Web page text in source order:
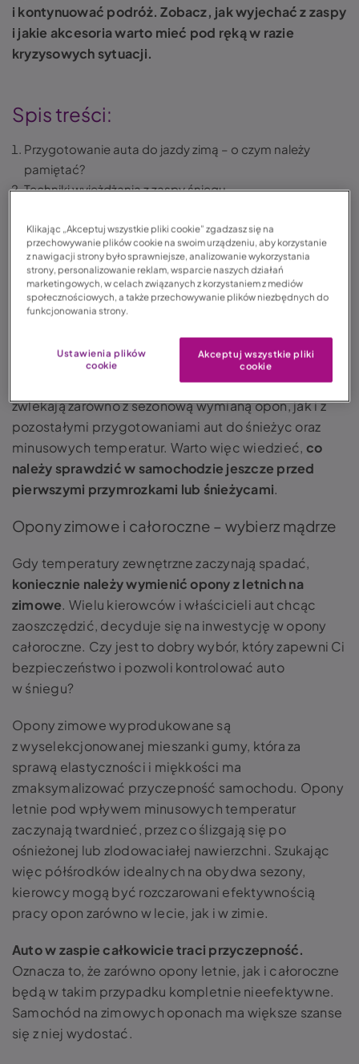
i kontynuować podróż. Zobacz, jak wyjechać z zaspy
i jakie akcesoria warto mieć pod ręką w razie
kryzysowych sytuacji.
Spis treści:
Przygotowanie auta do jazdy zimą – o czym należy
pamiętać?
Techniki wyjeżdżania z zaspy śniegu
Jak wyjechać z zaspy? Podsumowanie
FAQ — często zadawane pytania
Przygotowanie auta do jazdy zimą
– o czym należy pamiętać?
Zima często zaskakuje kierowców, którzy często
zwlekają zarówno z sezonową wymianą opon, jak i z
pozostałymi przygotowaniami aut do śnieżyc oraz
minusowych temperatur. Warto więc wiedzieć, co
należy sprawdzić w samochodzie jeszcze przed
pierwszymi przymrozkami lub śnieżycami.
Opony zimowe i całoroczne – wybierz mądrze
Gdy temperatury zewnętrzne zaczynają spadać,
koniecznie należy wymienić opony z letnich na
zimowe. Wielu kierowców i właścicieli aut chcąc
zaoszczędzić, decyduje się na inwestycję w opony
całoroczne. Czy jest to dobry wybór, który zapewni Ci
bezpieczeństwo i pozwoli kontrolować auto
w śniegu?
Opony zimowe wyprodukowane są
z wyselekcjonowanej mieszanki gumy, która za
sprawą elastyczności i miękkości ma
zmaksymalizować przyczepność samochodu. Opony
letnie pod wpływem minusowych temperatur
zaczynają twardnieć, przez co ślizgają się po
ośnieżonej lub zlodowaciałej nawierzchni. Szukając
więc półśrodków idealnych na obydwa sezony,
kierowcy mogą być rozczarowani efektywnością
pracy opon zarówno w lecie, jak i w zimie.
Auto w zaspiecałkowicie traci przyczepność.
Oznacza to, że zarówno opony letnie, jak i całoroczne
będą w takim przypadku kompletnie nieefektywne.
Samochód na zimowych oponach ma większe szanse
się z niej wydostać.
Klikając „Akceptuj wszystkie pliki cookie” zgadzasz się na
przechowywanie plików cookie na swoim urządzeniu, aby korzystanie
z nawigacji strony było sprawniejsze, analizowanie wykorzystania
strony, personalizowanie reklam, wsparcie naszych działań
marketingowych, w celach związanych z korzystaniem z mediów
społecznościowych, a także przechowywanie plików niezbędnych do
funkcjonowania strony.
Ustawienia plików
cookie
Akceptuj wszystkie pliki
cookie